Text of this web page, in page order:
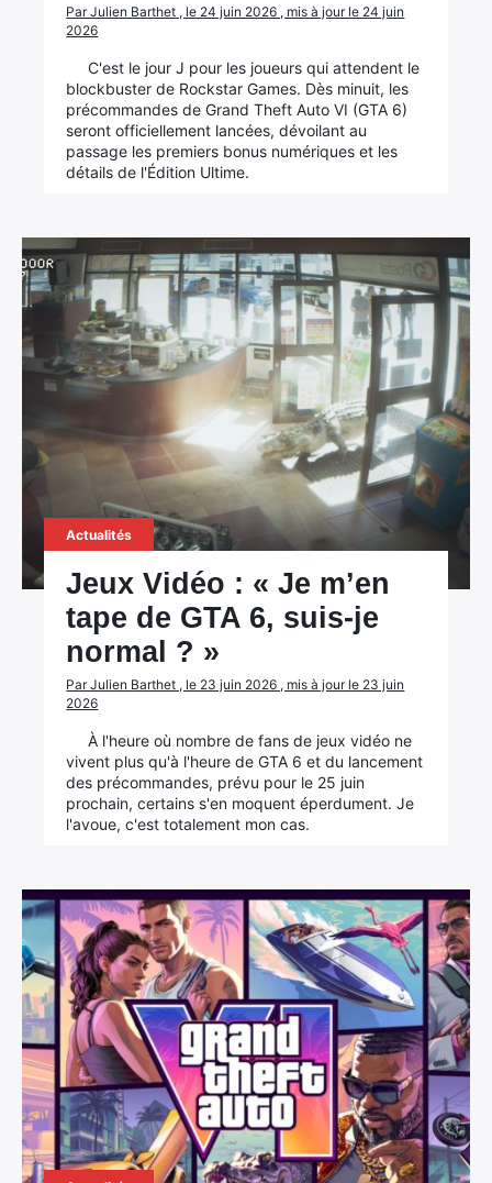
Par Julien Barthet , le 24 juin 2026 , mis à jour le 24 juin
2026
C'est le jour J pour les joueurs qui attendent le
blockbuster de Rockstar Games. Dès minuit, les
précommandes de Grand Theft Auto VI (GTA 6)
seront officiellement lancées, dévoilant au
passage les premiers bonus numériques et les
détails de l'Édition Ultime.
Actualités
Jeux Vidéo : « Je m’en
tape de GTA 6, suis-je
normal ? »
Par Julien Barthet , le 23 juin 2026 , mis à jour le 23 juin
2026
À l'heure où nombre de fans de jeux vidéo ne
vivent plus qu'à l'heure de GTA 6 et du lancement
des précommandes, prévu pour le 25 juin
prochain, certains s'en moquent éperdument. Je
l'avoue, c'est totalement mon cas.